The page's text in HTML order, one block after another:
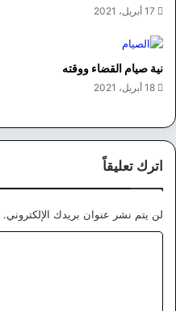
17 أبريل، 2021
نية صيام القضاء ووقته
18 أبريل، 2021
اترك تعليقاً
لن يتم نشر عنوان بريدك الإلكتروني.